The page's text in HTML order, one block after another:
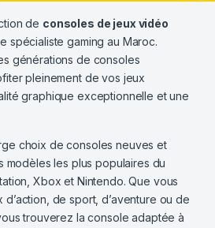
de consoles de jeux vidéo
spécialiste gaming au Maroc.
générations de consoles
pleinement de vos jeux
graphique exceptionnelle et une
choix de consoles neuves et
modèles les plus populaires du
Xbox et Nintendo. Que vous
de sport, d’aventure ou de
trouverez la console adaptée à